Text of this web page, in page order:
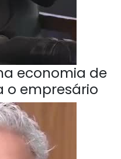
economia de
o empresário